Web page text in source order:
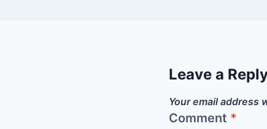
Leave a
Your email address
Comment *